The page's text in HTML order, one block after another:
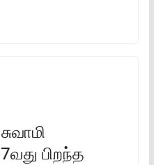
பிறந்த